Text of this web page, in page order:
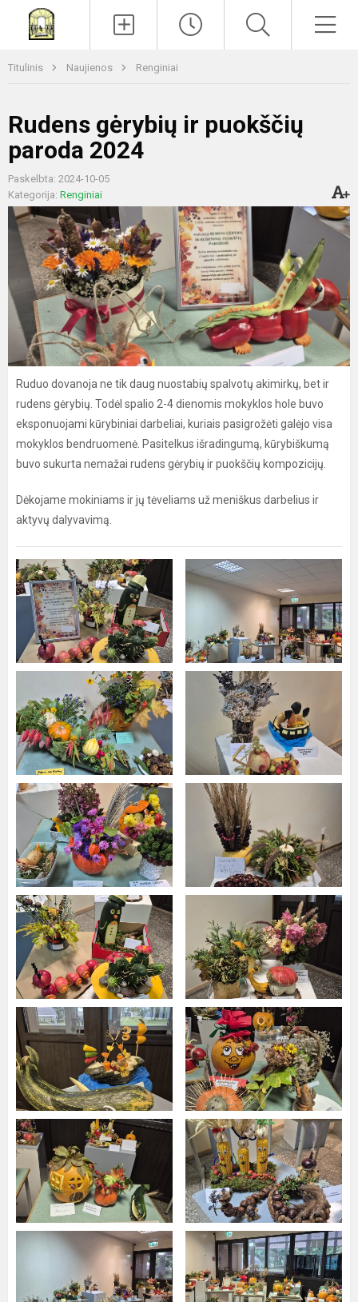
Titulinis Naujienos Renginiai
Rudens gėrybių ir puokščių
paroda 2024
Paskelbta: 2024-10-05
Kategorija: Renginiai
Ruduo dovanoja ne tik daug nuostabių spalvotų akimirkų, bet ir
rudens gėrybių. Todėl spalio 2-4 dienomis mokyklos hole buvo
eksponuojami kūrybiniai darbeliai, kuriais pasigrožėti galėjo visa
mokyklos bendruomenė. Pasitelkus išradingumą, kūrybiškumą
buvo sukurta nemažai rudens gėrybių ir puokščių kompozicijų.
Dėkojame mokiniams ir jų tėveliams už meniškus darbelius ir
aktyvų dalyvavimą.